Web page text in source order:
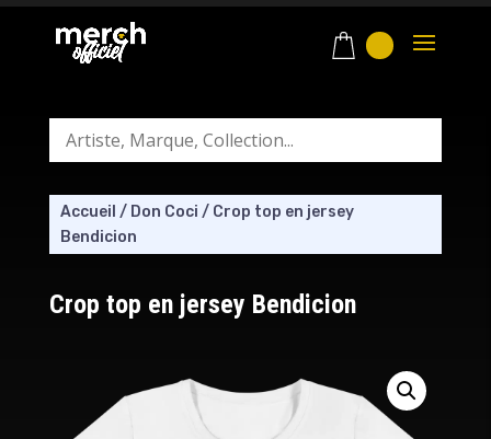
Accueil / Don Coci / Crop top en jersey
Bendicion
Crop top en jersey Bendicion